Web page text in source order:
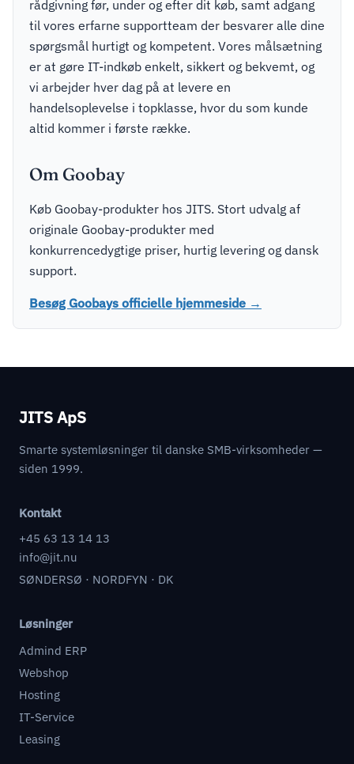
rådgivning før, under og efter dit køb, samt adgang
til vores erfarne supportteam der besvarer alle dine
spørgsmål hurtigt og kompetent. Vores målsætning
er at gøre IT-indkøb enkelt, sikkert og bekvemt, og
vi arbejder hver dag på at levere en
handelsoplevelse i topklasse, hvor du som kunde
altid kommer i første række.
Om Goobay
Køb Goobay-produkter hos JITS. Stort udvalg af
originale Goobay-produkter med
konkurrencedygtige priser, hurtig levering og dansk
support.
Besøg Goobays officielle hjemmeside →
JITS ApS
Smarte systemløsninger til danske SMB-virksomheder —
siden 1999.
Kontakt
+45 63 13 14 13
info@jit.nu
SØNDERSØ · NORDFYN · DK
Løsninger
Admind ERP
Webshop
Hosting
IT-Service
Leasing